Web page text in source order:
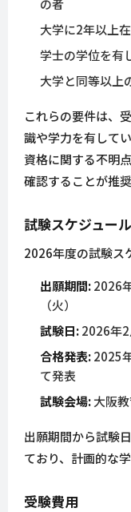
の者
大学に2年以上
学士の学位を有
大学と同等以上
これらの要件は、
識や学力を有して
資格に関する不明
確認することが推奨
試験スケジュール
2026年度の試験ス
出願期間:2026
（火）
試験日:2026年2
合格発表:2025
て発表
試験会場:大阪
出願期間から試験
ており、計画的な
受験費用